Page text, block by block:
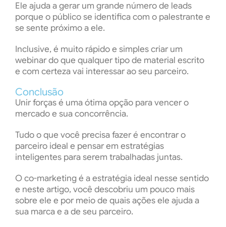
Ele ajuda a gerar um grande número de leads
porque o público se identifica com o palestrante e
se sente próximo a ele.
Inclusive, é muito rápido e simples criar um
webinar do que qualquer tipo de material escrito
e com certeza vai interessar ao seu parceiro.
Conclusão
Unir forças é uma ótima opção para vencer o
mercado e sua concorrência.
Tudo o que você precisa fazer é encontrar o
parceiro ideal e pensar em estratégias
inteligentes para serem trabalhadas juntas.
O co-marketing é a estratégia ideal nesse sentido
e neste artigo, você descobriu um pouco mais
sobre ele e por meio de quais ações ele ajuda a
sua marca e a de seu parceiro.